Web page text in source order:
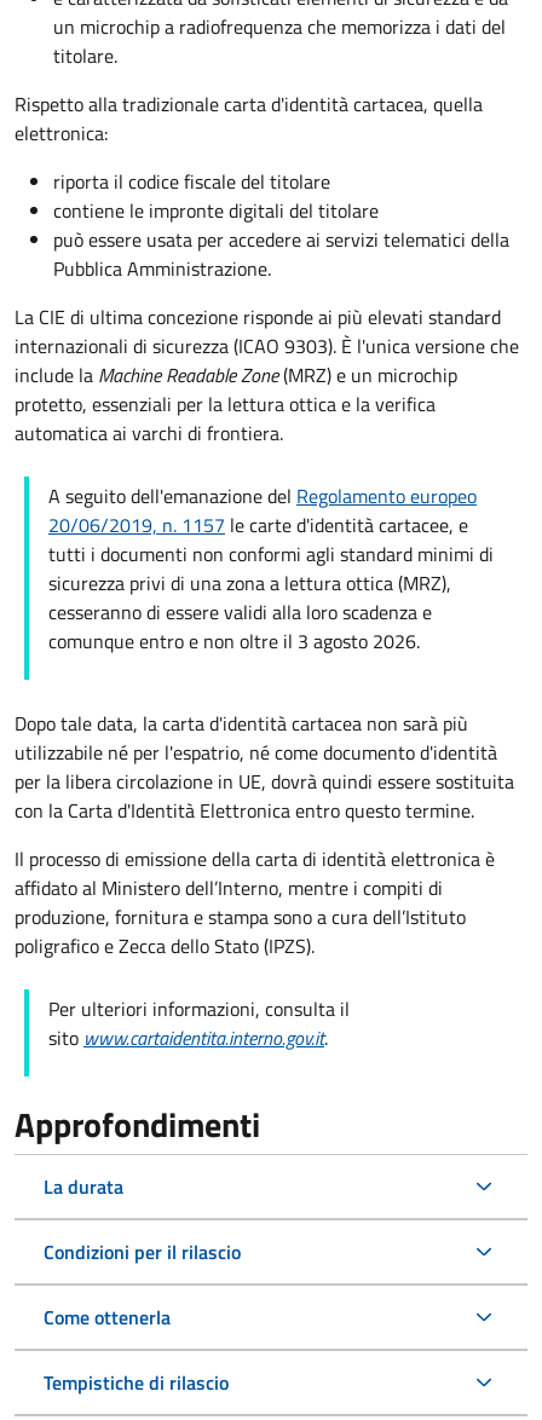
un microchip a radiofrequenza che memorizza i dati del
titolare.
Rispetto alla tradizionale carta d'identità cartacea, quella
elettronica:
riporta il codice fiscale del titolare
contiene le impronte digitali del titolare
può essere usata per accedere ai servizi telematici della
Pubblica Amministrazione.
La CIE di ultima concezione risponde ai più elevati standard
internazionali di sicurezza (ICAO 9303). È l'unica versione che
include la Machine Readable Zone(MRZ) e un microchip
protetto, essenziali per la lettura ottica e la verifica
automatica ai varchi di frontiera.
A seguito dell'emanazione del Regolamento europeo
20/06/2019, n. 1157 le carte d'identità cartacee, e
tutti i documenti non conformi agli standard minimi di
sicurezza privi di una zona a lettura ottica (MRZ),
cesseranno di essere validi alla loro scadenza e
comunque entro e non oltre il 3 agosto 2026.
Dopo tale data, la carta d'identità cartacea non sarà più
utilizzabile né per l'espatrio, né come documento d'identità
per la libera circolazione in UE, dovrà quindi essere sostituita
con la Carta d'Identità Elettronica entro questo termine.
Il processo di emissione della carta di identità elettronica è
affidato al Ministero dell’Interno, mentre i compiti di
produzione, fornitura e stampa sono a cura dell’Istituto
poligrafico e Zecca dello Stato (IPZS).
Per ulteriori informazioni, consulta il
sito www.cartaidentita.interno.gov.it.
Approfondimenti
La durata
Condizioni per il rilascio
Come ottenerla
Tempistiche di rilascio